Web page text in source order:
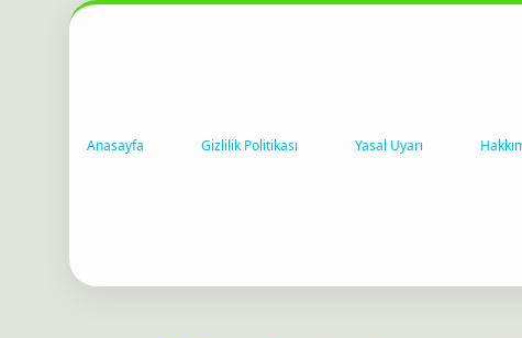
Anasayfa Gizlilik Politikası Yasal Uyarı